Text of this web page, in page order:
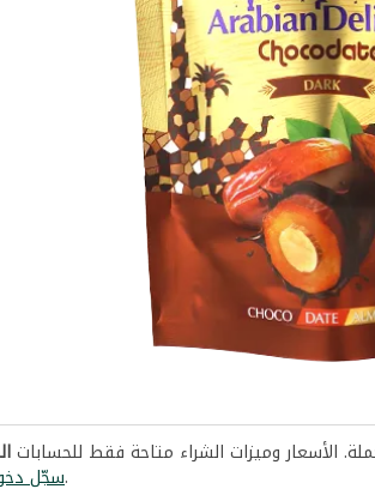
الأسعار وميزات الشراء متاحة فقط للحسابات
سجّل.